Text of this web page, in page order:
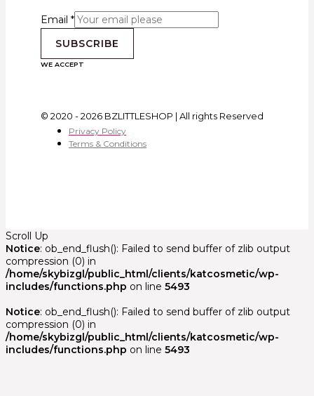
Email *
SUBSCRIBE
WE ACCEPT
© 2020 - 2026 BZLITTLESHOP | All rights Reserved
Privacy Policy
Terms & Conditions
Scroll Up
Notice: ob_end_flush(): Failed to send buffer of zlib output
compression (0) in
/home/skybizgl/public_html/clients/katcosmetic/wp-
includes/functions.php on line 5493
Notice: ob_end_flush(): Failed to send buffer of zlib output
compression (0) in
/home/skybizgl/public_html/clients/katcosmetic/wp-
includes/functions.php on line 5493